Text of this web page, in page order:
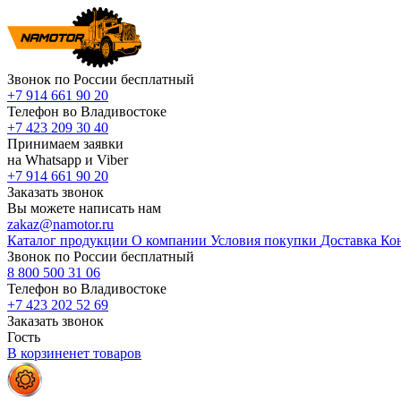
Звонок по России бесплатный
+7 914 661 90 20
Телефон во Владивостоке
+7 423 209 30 40
Принимаем заявки
на Whatsapp и Viber
+7 914 661 90 20
Заказать звонок
Вы можете написать нам
zakaz@namotor.ru
Каталог продукции О компании Условия покупки Доставка
Звонок по России бесплатный
8 800 500 31 06
Телефон во Владивостоке
+7 423 202 52 69
Заказать звонок
Гость
В корзиненет товаров